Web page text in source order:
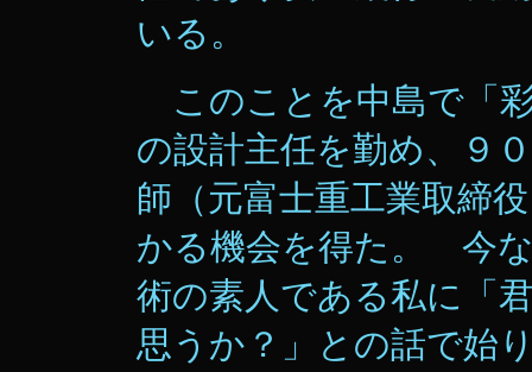
いる。
このことを中島で「
の設計主任を勤め、９
師（元富士重工業取締
かる機会を得た。 今
術の素人である私に「
思うか？」との話で始